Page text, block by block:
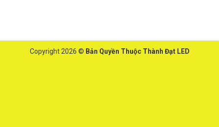
Copyright 2026 © Bản Quyền Thuộc Thành Đạt LED